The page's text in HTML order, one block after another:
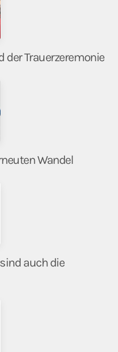
der Trauerzeremonie
Wandel
auch die